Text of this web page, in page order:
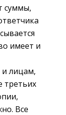
суммы,
имеет и
и лицам,
третьих
Все